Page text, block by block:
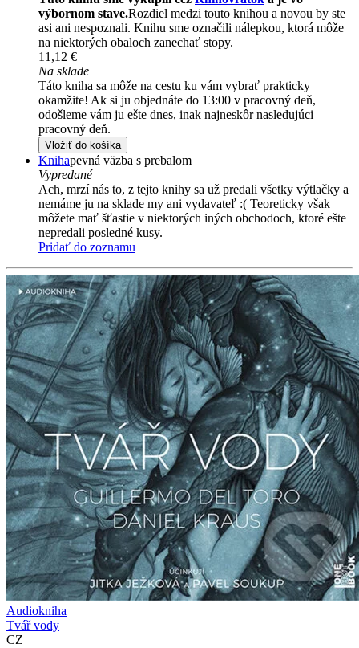
výbornom stave.Rozdiel medzi touto knihou a novou by ste
asi ani nespoznali. Knihu sme označili nálepkou, ktorá môže
na niektorých obaloch zanechať stopy.
11,12 €
Na sklade
Táto kniha sa môže na cestu ku vám vybrať prakticky
okamžite! Ak si ju objednáte do 13:00 v pracovný deň,
odošleme vám ju ešte dnes, inak najneskôr nasledujúci
pracovný deň.
Vložiť do košíka
Knihapevná väzba s prebalom
Vypredané
Ach, mrzí nás to, z tejto knihy sa už predali všetky výtlačky a
nemáme ju na sklade my ani vydavateľ :( Teoreticky však
môžete mať šťastie v niektorých iných obchodoch, ktoré ešte
nepredali posledné kusy.
Pridať do zoznamu
Audiokniha
Tvář vody
CZ